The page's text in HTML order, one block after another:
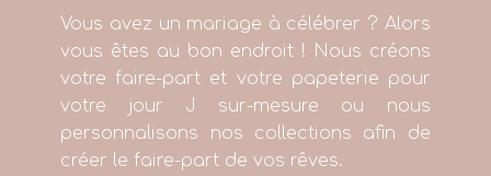
Vous avez un mariage à célébrer ? Alors
vous êtes au bon endroit ! Nous créons
votre faire-part et votre papeterie pour
votre jour J sur-mesure ou nous
personnalisons nos collections afin de
créer le faire-part de vos rêves.